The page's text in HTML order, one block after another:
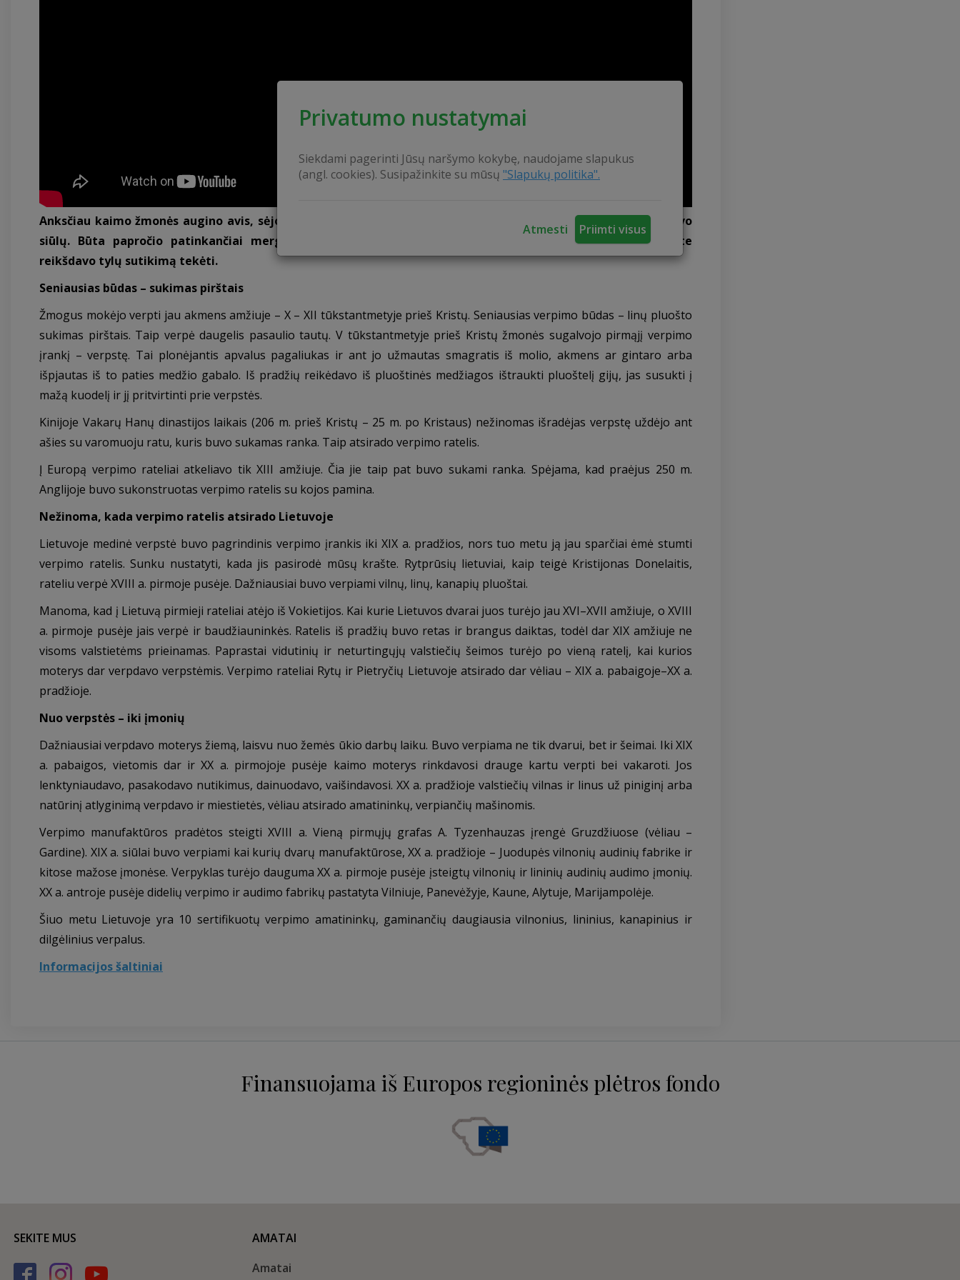
Privatumo nustatymai
Siekdami pagerinti Jūsų naršymo kokybę, naudojame slapukus
(angl. cookies). Susipažinkite su mūsų "Slapukų politika".
Atmesti Priimti visus
Anksčiau kaimo žmonės augino avis, sėjo linus, kanapes, o ilgais rudens ir žiemos vakarais patys prisiverpdavo
siūlų. Būta papročio patinkančiai merginai dovanoti dailiai išdrožtą verpstę. Verpimas dovanota verpste
reikšdavo tylų sutikimą tekėti.
Seniausias būdas – sukimas pirštais
Žmogus mokėjo verpti jau akmens amžiuje – X – XII tūkstantmetyje prieš Kristų. Seniausias verpimo būdas – linų pluošto
sukimas pirštais. Taip verpė daugelis pasaulio tautų. V tūkstantmetyje prieš Kristų žmonės sugalvojo pirmąjį verpimo
įrankį – verpstę. Tai plonėjantis apvalus pagaliukas ir ant jo užmautas smagratis iš molio, akmens ar gintaro arba
išpjautas iš to paties medžio gabalo. Iš pradžių reikėdavo iš pluoštinės medžiagos ištraukti pluoštelį gijų, jas susukti į
mažą kuodelį ir jį pritvirtinti prie verpstės.
Kinijoje Vakarų Hanų dinastijos laikais (206 m. prieš Kristų – 25 m. po Kristaus) nežinomas išradėjas verpstę uždėjo ant
ašies su varomuoju ratu, kuris buvo sukamas ranka. Taip atsirado verpimo ratelis.
Į Europą verpimo rateliai atkeliavo tik XIII amžiuje. Čia jie taip pat buvo sukami ranka. Spėjama, kad praėjus 250 m.
Anglijoje buvo sukonstruotas verpimo ratelis su kojos pamina.
Nežinoma, kada verpimo ratelis atsirado Lietuvoje
Lietuvoje medinė verpstė buvo pagrindinis verpimo įrankis iki XIX a. pradžios, nors tuo metu ją jau sparčiai ėmė stumti
verpimo ratelis. Sunku nustatyti, kada jis pasirodė mūsų krašte. Rytprūsių lietuviai, kaip teigė Kristijonas Donelaitis,
rateliu verpė XVIII a. pirmoje pusėje. Dažniausiai buvo verpiami vilnų, linų, kanapių pluoštai.
Manoma, kad į Lietuvą pirmieji rateliai atėjo iš Vokietijos. Kai kurie Lietuvos dvarai juos turėjo jau XVI–XVII amžiuje, o XVIII
a. pirmoje pusėje jais verpė ir baudžiauninkės. Ratelis iš pradžių buvo retas ir brangus daiktas, todėl dar XIX amžiuje ne
visoms valstietėms prieinamas. Paprastai vidutinių ir neturtingųjų valstiečių šeimos turėjo po vieną ratelį, kai kurios
moterys dar verpdavo verpstėmis. Verpimo rateliai Rytų ir Pietryčių Lietuvoje atsirado dar vėliau – XIX a. pabaigoje–XX a.
pradžioje.
Nuo verpstės – iki įmonių
Dažniausiai verpdavo moterys žiemą, laisvu nuo žemės ūkio darbų laiku. Buvo verpiama ne tik dvarui, bet ir šeimai. Iki XIX
a. pabaigos, vietomis dar ir XX a. pirmojoje pusėje kaimo moterys rinkdavosi drauge kartu verpti bei vakaroti. Jos
lenktyniaudavo, pasakodavo nutikimus, dainuodavo, vaišindavosi. XX a. pradžioje valstiečių vilnas ir linus už piniginį arba
natūrinį atlyginimą verpdavo ir miestietės, vėliau atsirado amatininkų, verpiančių mašinomis.
Verpimo manufaktūros pradėtos steigti XVIII a. Vieną pirmųjų grafas A. Tyzenhauzas įrengė Gruzdžiuose (vėliau –
Gardine). XIX a. siūlai buvo verpiami kai kurių dvarų manufaktūrose, XX a. pradžioje – Juodupės vilnonių audinių fabrike ir
kitose mažose įmonėse. Verpyklas turėjo dauguma XX a. pirmoje pusėje įsteigtų vilnonių ir lininių audinių audimo įmonių.
XX a. antroje pusėje didelių verpimo ir audimo fabrikų pastatyta Vilniuje, Panevėžyje, Kaune, Alytuje, Marijampolėje.
Šiuo metu Lietuvoje yra 10 sertifikuotų verpimo amatininkų, gaminančių daugiausia vilnonius, lininius, kanapinius ir
dilgėlinius verpalus.
Informacijos šaltiniai
Finansuojama iš Europos regioninės plėtros fondo
SEKITE MUS
AMATAI
Amatai